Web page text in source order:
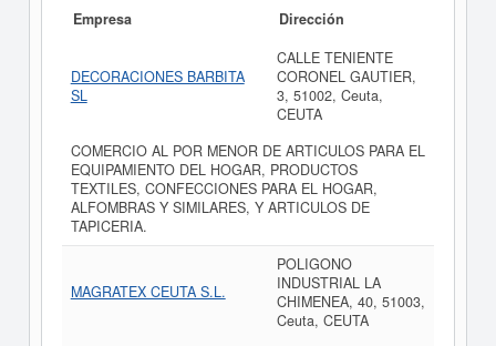
Empresa Dirección
DECORACIONES BARBITA
SL
CALLE TENIENTE
CORONEL GAUTIER,
3, 51002, Ceuta,
CEUTA
COMERCIO AL POR MENOR DE ARTICULOS PARA EL
EQUIPAMIENTO DEL HOGAR, PRODUCTOS
TEXTILES, CONFECCIONES PARA EL HOGAR,
ALFOMBRAS Y SIMILARES, Y ARTICULOS DE
TAPICERIA.
MAGRATEX CEUTA S.L.
POLIGONO
INDUSTRIAL LA
CHIMENEA, 40, 51003,
Ceuta, CEUTA